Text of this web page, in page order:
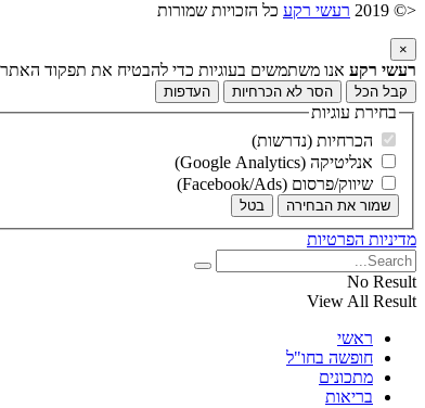
<© 2019
רעשי רקע כל הזכויות שמורות
×
רעשי רקע אנו משתמשים בעוגיות כדי להבטיח את תפקוד האתר
קבל הכל הסר לא הכרחיות העדפות
בחירת עוגיות
הכרחיות (נדרשות)
אנליטיקה (Google Analytics)
שיווק/פרסום (Facebook/Ads)
שמור את הבחירה בטל
מדיניות הפרטיות
No Result
View All Result
ראשי
חופשה בחו"ל
מתכונים
בריאות